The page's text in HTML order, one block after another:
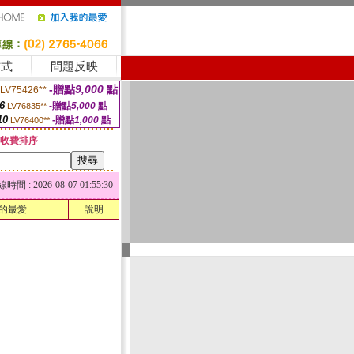
問題反映
LV75426** -贈點9,000 點
LV76835** -贈點5,000點
LV76400** -贈點1,000 點
費排序
時間 : 2026-08-07 01:55:30
最愛 說明